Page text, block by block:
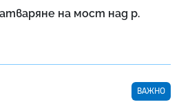
на мост над р.
ВАЖНО